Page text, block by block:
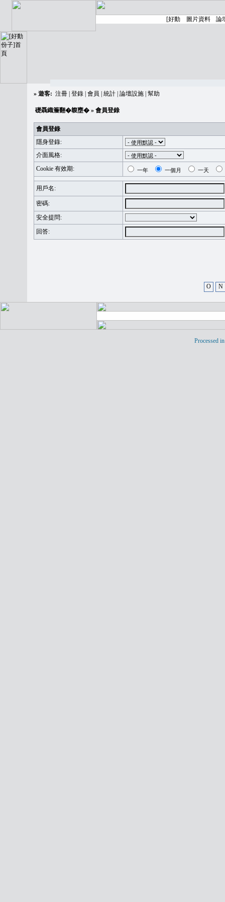
» 遊客: 注冊 登錄 會員 統計 論壇設施 幫助
礎聶織簷翻�䪖壅� » 會員登錄
會員登錄
隱身登錄:
介面風格:
Cookie 有效期:
一年 一個月 一天
用戶名:
密碼:
安全提問:
回答:
O N
Processed